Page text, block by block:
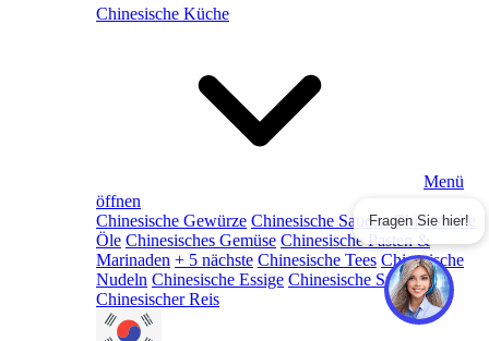
Chinesische Küche
Menü
öffnen
Chinesische Gewürze Chinesische Saucen Chinesische
Öle Chinesisches Gemüse Chinesische Pasten &
Marinaden + 5 nächste Chinesische Tees Chinesische
Nudeln Chinesische Essige Chinesische Snacks
Chinesischer Reis
Fragen Sie hier!